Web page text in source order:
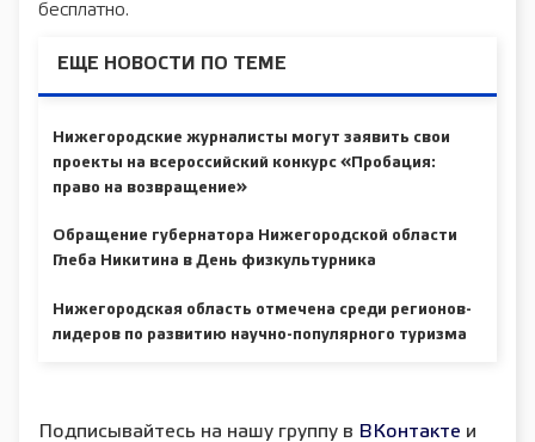
бесплатно.
ЕЩЕ НОВОСТИ ПО ТЕМЕ
Нижегородские журналисты могут заявить свои
проекты на всероссийский конкурс «Пробация:
право на возвращение»
Обращение губернатора Нижегородской области
Глеба Никитина в День физкультурника
Нижегородская область отмечена среди регионов-
лидеров по развитию научно-популярного туризма
Подписывайтесь на нашу группу в ВКонтакте и